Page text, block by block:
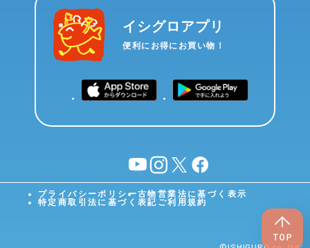
イシグロアプリ
便利にお得にお買い物！
YouTubeinstagram
X facebook
プライバシーポリシー古物営業法に基づく表示
特定商取引法に基づく表記 ご利用規約